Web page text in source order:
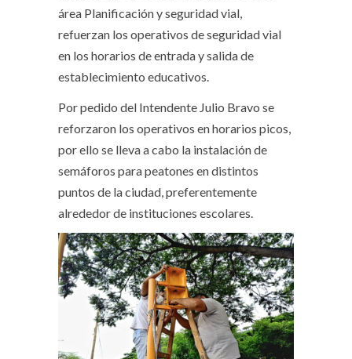
área Planificación y seguridad vial,
refuerzan los operativos de seguridad vial
en los horarios de entrada y salida de
establecimiento educativos.
Por pedido del Intendente Julio Bravo se
reforzaron los operativos en horarios picos,
por ello se lleva a cabo la instalación de
semáforos para peatones en distintos
puntos de la ciudad, preferentemente
alrededor de instituciones escolares.